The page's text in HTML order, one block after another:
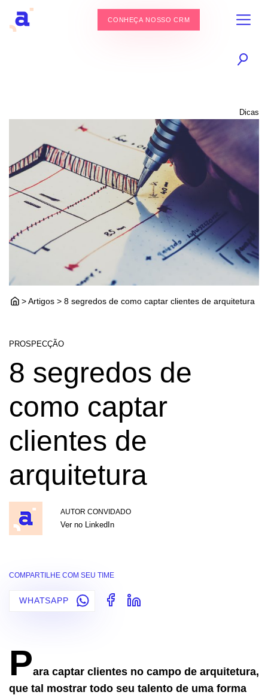
CONHEÇA NOSSO CRM
> Artigos > 8 segredos de como captar clientes de arquitetura
PROSPECÇÃO
8 segredos de
como captar
clientes de
arquitetura
AUTOR CONVIDADO
Ver no LinkedIn
COMPARTILHE COM SEU TIME
WHATSAPP
Dicas
Para captar clientes no campo de arquitetura,
que tal mostrar todo seu talento de uma forma